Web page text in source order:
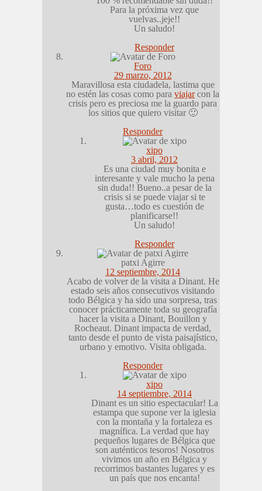
Para la próxima vez que
vuelvas..jeje!!
Un saludo!
Responder
Foro
29 marzo, 2012
Maravillosa esta ciudadela, lastima que
no estén las cosas como para viajarcon la
crisis pero es preciosa me la guardo para
los sitios que quiero visitar 🙂
Responder
xipo
3 abril, 2012
Es una ciudad muy bonita e
interesante y vale mucho la pena
sin duda!! Bueno..a pesar de la
crisis si se puede viajar si te
gusta…todo es cuestión de
planificarse!!
Un saludo!
Responder
patxi Agirre
12 septiembre, 2014
Acabo de volver de la visita a Dinant. He
estado seis años consecutivos visitando
todo Bélgica y ha sido una sorpresa, tras
conocer prácticamente toda su geografía
hacer la visita a Dinant, Bouillon y
Rocheaut. Dinant impacta de verdad,
tanto desde el punto de vista paisajístico,
urbano y emotivo. Visita obligada.
Responder
xipo
14 septiembre, 2014
Dinant es un sitio espectacular! La
estampa que supone ver la iglesia
con la montaña y la fortaleza es
magnífica. La verdad que hay
pequeños lugares de Bélgica que
son auténticos tesoros! Nosotros
vivimos un año en Bélgica y
recorrimos bastantes lugares y es
un país que nos encanta!